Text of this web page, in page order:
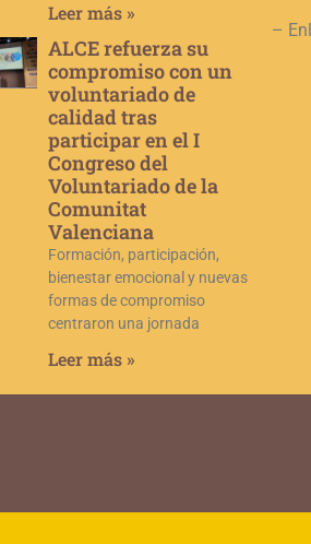
Leer más »
ALCE refuerza su
compromiso con un
voluntariado de
calidad tras
participar en el I
Congreso del
Voluntariado de la
Comunitat
Valenciana
Formación, participación,
bienestar emocional y nuevas
formas de compromiso
centraron una jornada
Leer más »
–